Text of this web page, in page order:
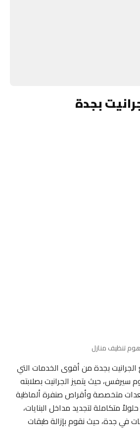
بجدة
منازل
بجدة من أقوى الخدمات التي
حيث يتميز الجرانيت بصلابته
متخصصة وأقراص صنفرة ألماظية
متكاملة لتجديد مداخل البنايات،
في جدة، حيث نقوم بإزالة طبقات